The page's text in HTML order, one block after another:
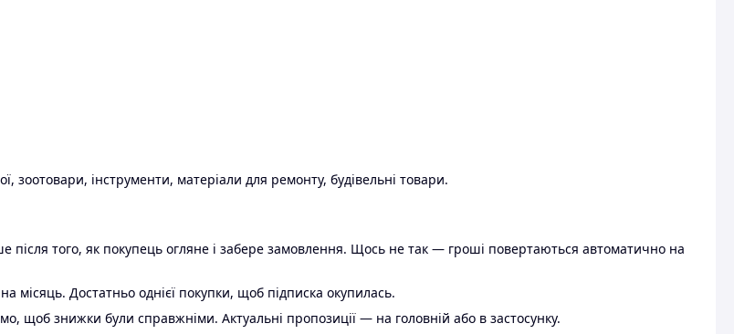
інструменти, матеріали для ремонту, будівельні товари.
того, як покупець огляне і забере замовлення. Щось не так — гроші повертаються автоматично на
місяць. Достатньо однієї покупки, щоб підписка окупилась.
щоб знижки були справжніми. Актуальні пропозиції — на головній або в застосунку.